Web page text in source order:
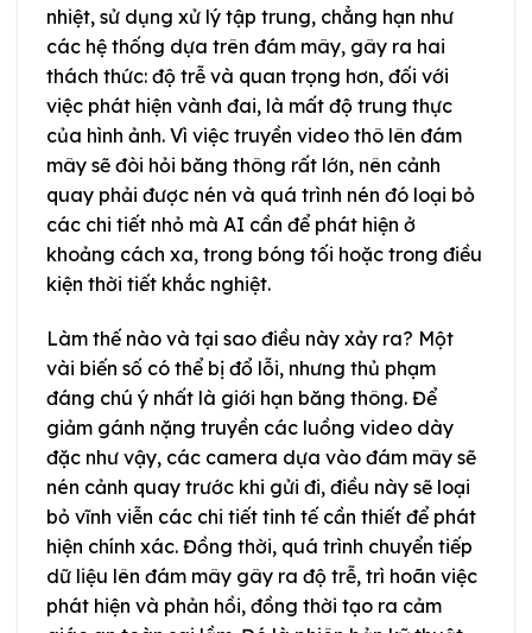
nhiệt, sử dụng xử lý tập trung, chẳng hạn như
các hệ thống dựa trên đám mây, gây ra hai
thách thức: độ trễ và quan trọng hơn, đối với
việc phát hiện vành đai, là mất độ trung thực
của hình ảnh. Vì việc truyền video thô lên đám
mây sẽ đòi hỏi băng thông rất lớn, nên cảnh
quay phải được nén và quá trình nén đó loại bỏ
các chi tiết nhỏ mà AI cần để phát hiện ở
khoảng cách xa, trong bóng tối hoặc trong điều
kiện thời tiết khắc nghiệt.
Làm thế nào và tại sao điều này xảy ra? Một
vài biến số có thể bị đổ lỗi, nhưng thủ phạm
đáng chú ý nhất là giới hạn băng thông. Để
giảm gánh nặng truyền các luồng video dày
đặc như vậy, các camera dựa vào đám mây sẽ
nén cảnh quay trước khi gửi đi, điều này sẽ loại
bỏ vĩnh viễn các chi tiết tinh tế cần thiết để phát
hiện chính xác. Đồng thời, quá trình chuyển tiếp
dữ liệu lên đám mây gây ra độ trễ, trì hoãn việc
phát hiện và phản hồi, đồng thời tạo ra cảm